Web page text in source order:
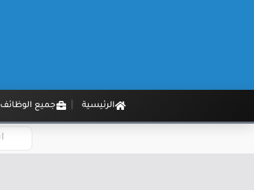
الرئيسية جميع الوظائف